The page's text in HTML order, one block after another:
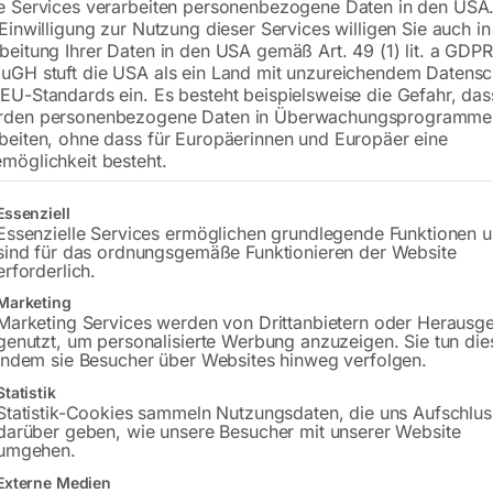
€ 16,20
inkl. MwSt. zzgl.Versandkosten
Lieferzeit:ca. 2 - 3 Tage
Bitte beachten Sie: Die Versandkosten
Gerne
Services verarbeiten personenbezogene Daten in den
zur Nutzung dieser Services willigen Sie auch
Ihrer Daten in den USA gemäß Art. 49 (1) lit. a
stuft die USA als ein Land mit unzureichendem
Standards ein. Es besteht beispielsweise die Gefahr,
personenbezogene Daten in
ohne dass für Europäerinnen und Europäer eine
besteht.
eine Liste der Service-Gruppen, für die eine Einwilligung erteilt
Services ermöglichen grundlegende Funktionen
für das ordnungsgemäße Funktionieren der Website
Services werden von Drittanbietern oder
um personalisierte Werbung anzuzeigen. Sie tun
sie Besucher über Websites hinweg verfolgen.
Cookies sammeln Nutzungsdaten, die uns
geben, wie unsere Besucher mit unserer Website
Medien